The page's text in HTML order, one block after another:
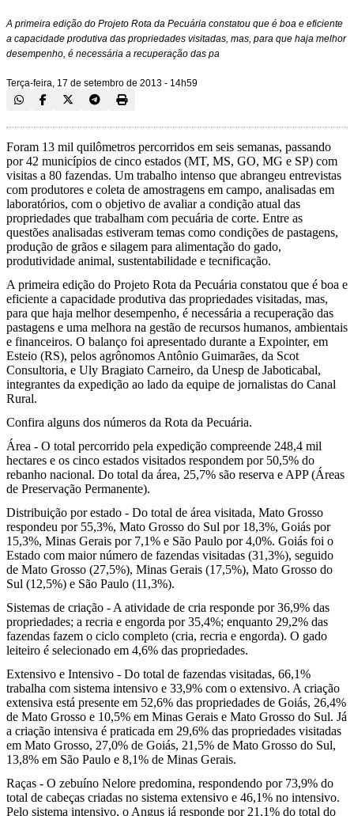
A primeira edição do Projeto Rota da Pecuária constatou que é boa e eficiente
a capacidade produtiva das propriedades visitadas, mas, para que haja melhor
desempenho, é necessária a recuperação das pa
Terça-feira, 17 de setembro de 2013 - 14h59
Foram 13 mil quilômetros percorridos em seis semanas, passando
por 42 municípios de cinco estados (MT, MS, GO, MG e SP) com
visitas a 80 fazendas. Um trabalho intenso que abrangeu entrevistas
com produtores e coleta de amostragens em campo, analisadas em
laboratórios, com o objetivo de avaliar a condição atual das
propriedades que trabalham com pecuária de corte. Entre as
questões analisadas estiveram temas como condições de pastagens,
produção de grãos e silagem para alimentação do gado,
produtividade animal, sustentabilidade e tecnificação.
A primeira edição do Projeto Rota da Pecuária constatou que é boa e
eficiente a capacidade produtiva das propriedades visitadas, mas,
para que haja melhor desempenho, é necessária a recuperação das
pastagens e uma melhora na gestão de recursos humanos, ambientais
e financeiros. O balanço foi apresentado durante a Expointer, em
Esteio (RS), pelos agrônomos Antônio Guimarães, da Scot
Consultoria, e Uly Bragiato Carneiro, da Unesp de Jaboticabal,
integrantes da expedição ao lado da equipe de jornalistas do Canal
Rural.
Confira alguns dos números da Rota da Pecuária.
Área - O total percorrido pela expedição compreende 248,4 mil
hectares e os cinco estados visitados respondem por 50,5% do
rebanho nacional. Do total da área, 25,7% são reserva e APP (Áreas
de Preservação Permanente).
Distribuição por estado - Do total de área visitada, Mato Grosso
respondeu por 55,3%, Mato Grosso do Sul por 18,3%, Goiás por
15,3%, Minas Gerais por 7,1% e São Paulo por 4,0%. Goiás foi o
Estado com maior número de fazendas visitadas (31,3%), seguido
de Mato Grosso (27,5%), Minas Gerais (17,5%), Mato Grosso do
Sul (12,5%) e São Paulo (11,3%).
Sistemas de criação - A atividade de cria responde por 36,9% das
propriedades; a recria e engorda por 35,4%; enquanto 29,2% das
fazendas fazem o ciclo completo (cria, recria e engorda). O gado
leiteiro é selecionado em 4,6% das propriedades.
Extensivo e Intensivo - Do total de fazendas visitadas, 66,1%
trabalha com sistema intensivo e 33,9% com o extensivo. A criação
extensiva está presente em 52,6% das propriedades de Goiás, 26,4%
de Mato Grosso e 10,5% em Minas Gerais e Mato Grosso do Sul. Já
a criação intensiva é praticada em 29,6% das propriedades visitadas
em Mato Grosso, 27,0% de Goiás, 21,5% de Mato Grosso do Sul,
13,8% em São Paulo e 8,1% de Minas Gerais.
Raças - O zebuíno Nelore predomina, respondendo por 73,9% do
total de cabeças criadas no sistema extensivo e 46,1% no intensivo.
Pelo sistema intensivo, o Angus já responde por 21,1% do total do